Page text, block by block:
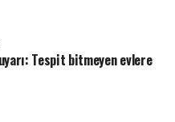
fikir hakkında anket
kaç hesabı
kullanıcılar bunu
nefret söylemi ve diğer
olacağı konusunda
Tespit bitmeyen evlere